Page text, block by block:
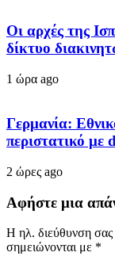
Οι αρχές της
δίκτυο
1 ώρα ago
Γερμανία:
περιστατικό με
2 ώρες ago
Αφήστε μια
Η ηλ. διεύθυνση σας
σημειώνονται με *